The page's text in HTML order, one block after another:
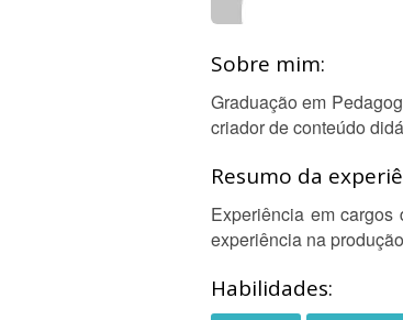
Sobre mim:
Graduação em
criador de conteúdo
Resumo da
Experiência em cargos
experiência na
Habilidades: